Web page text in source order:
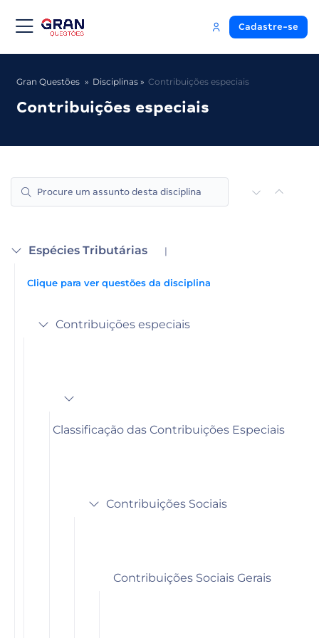
Cadastre-se
Gran Questões Disciplinas Contribuições especiais
Contribuições especiais
Espécies Tributárias |
Clique para ver questões da disciplina
Contribuições especiais
Classificação das Contribuições Especiais
Contribuições Sociais
Contribuições Sociais Gerais